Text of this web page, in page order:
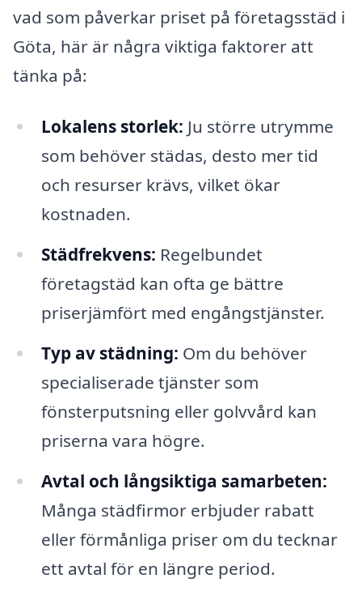
vad som påverkar priset på företagsstäd i
Göta, här är några viktiga faktorer att
tänka på:
Lokalens storlek: Ju större utrymme
som behöver städas, desto mer tid
och resurser krävs, vilket ökar
kostnaden.
Städfrekvens: Regelbundet
företagstäd kan ofta ge bättre
priserjämfört med engångstjänster.
Typ av städning: Om du behöver
specialiserade tjänster som
fönsterputsning eller golvvård kan
priserna vara högre.
Avtal och långsiktiga samarbeten:
Många städfirmor erbjuder rabatt
eller förmånliga priser om du tecknar
ett avtal för en längre period.